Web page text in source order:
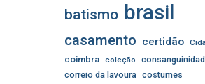
batismo brasil
casamento certidão
coimbra coleção
correio da lavoura costumes